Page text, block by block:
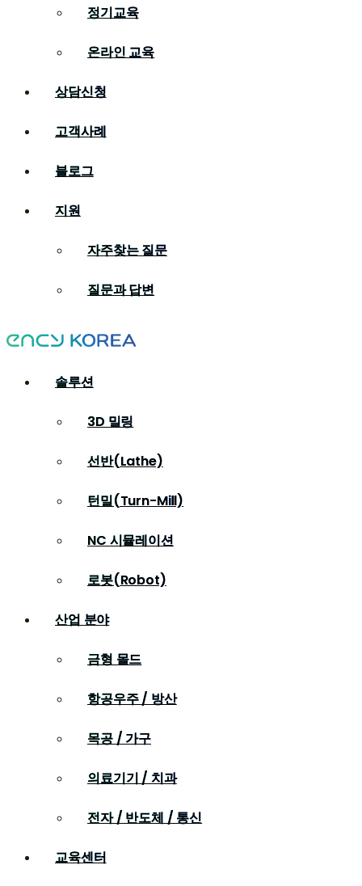
정기교육
온라인 교육
상담신청
고객사례
블로그
지원
자주찾는 질문
질문과 답변
솔루션
3D 밀링
선반(Lathe)
턴밀(Turn-Mill)
NC 시뮬레이션
로봇(Robot)
산업 분야
금형 몰드
항공우주 / 방산
목공 / 가구
의료기기 / 치과
전자 / 반도체 / 통신
교육센터